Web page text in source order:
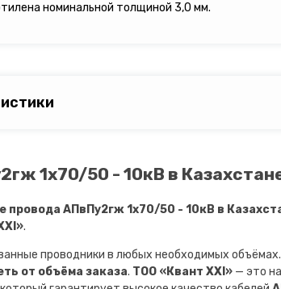
номинальной толщиной 3,0 мм.
1х70/50 - 10кВ в
провода АПвПу2гж 1х70/50 - 10кВ в
.
проводники в любых необходимых
от объёма заказа. ТОО «Квант XXI» — это